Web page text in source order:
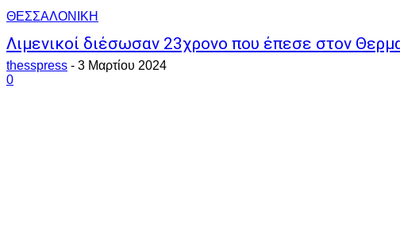
ΘΕΣΣΑΛΟΝΙΚΗ
Λιμενικοί διέσωσαν 23χρονο που έπεσε στον
thesspress - 3 Μαρτίου 2024
0